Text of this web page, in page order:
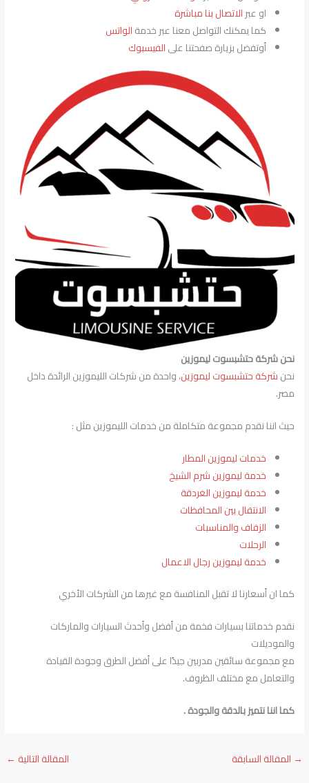
او عبرالاتصال بنا مباشرة
كما يمكنك التواصل معنا عبر خدمةالواتس
أوتفضل بزيارة صفحتنا علىالفيسبوك
نحن شركة حتشبسوت ليموزين
نحنشركة حتشبسوت ليموزين، واحدة من شركات الليموزين الرائدة داخل
مصر.
حيث اننا نقدم مجموعة متكاملة من خدمات الليموزين مثل :
خدمات ليموزين المطار
خدمة ليموزين شرم الشيخ
خدمة ليموزين الغردقة
الانتقال بين المحافظات
الزفاف والمناسبات
الرحلات
خدمة ليموزين رجال الاعمال
كما ان أسعارنا لا تقبل المنافسة مع غيرها من الشركات الأخري
نقدم خدماتنا بسيارات فخمة من أفضل وأحدث السيارات والماركات
والموديلات
مع مجموعة سائقين مدربين جيدًا على أفضل الطرق وجودة القيادة
والتعامل مع مختلف الظروف.
كما اننا نتميز بالدقة والجودة .
→ المقالة السابقة المقالة التالية ←